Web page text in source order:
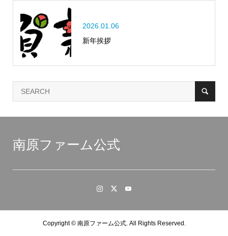
2026.01.06
新年挨拶
南原ファーム公式
Copyright ©南原ファーム公式. All Rights Reserved.